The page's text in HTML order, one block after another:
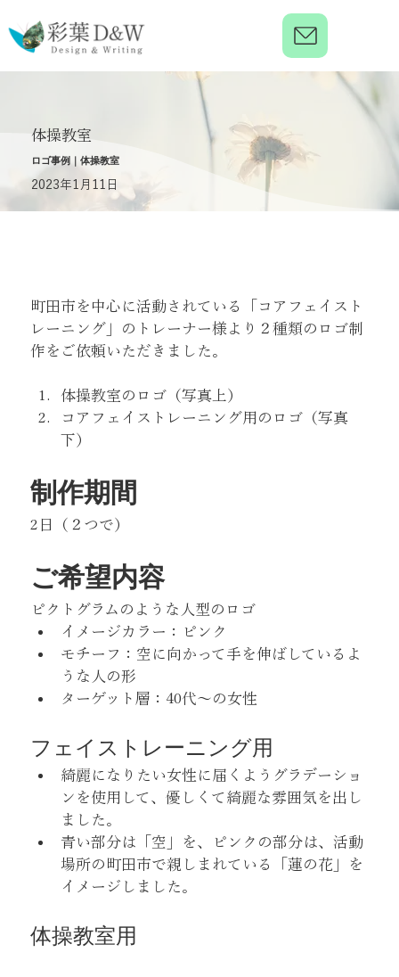
体操教室
ロゴ事例｜体操教室
2023年1月11日
町田市を中心に活動されている「コアフェイスト
レーニング」のトレーナー様より２種類のロゴ制
作をご依頼いただきました。
体操教室のロゴ（写真上）
コアフェイストレーニング用のロゴ（写真
下）
制作期間
2日（２つで）
ご希望内容
ピクトグラムのような人型のロゴ
イメージカラー：ピンク
モチーフ：空に向かって手を伸ばしているよ
うな人の形
ターゲット層：40代〜の女性
フェイストレーニング用
綺麗になりたい女性に届くようグラデーショ
ンを使用して、優しくて綺麗な雰囲気を出し
ました。
青い部分は「空」を、ピンクの部分は、活動
場所の町田市で親しまれている「蓮の花」を
イメージしました。
体操教室用